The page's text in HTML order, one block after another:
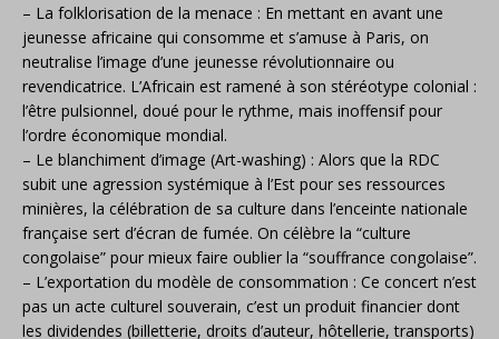
– La folklorisation de la menace : En mettant en avant une
jeunesse africaine qui consomme et s’amuse à Paris, on
neutralise l’image d’une jeunesse révolutionnaire ou
revendicatrice. L’Africain est ramené à son stéréotype colonial :
l’être pulsionnel, doué pour le rythme, mais inoffensif pour
l’ordre économique mondial.
– Le blanchiment d’image (Art-washing) : Alors que la RDC
subit une agression systémique à l’Est pour ses ressources
minières, la célébration de sa culture dans l’enceinte nationale
française sert d’écran de fumée. On célèbre la “culture
congolaise” pour mieux faire oublier la “souffrance congolaise”.
– L’exportation du modèle de consommation : Ce concert n’est
pas un acte culturel souverain, c’est un produit financier dont
les dividendes (billetterie, droits d’auteur, hôtellerie, transports)